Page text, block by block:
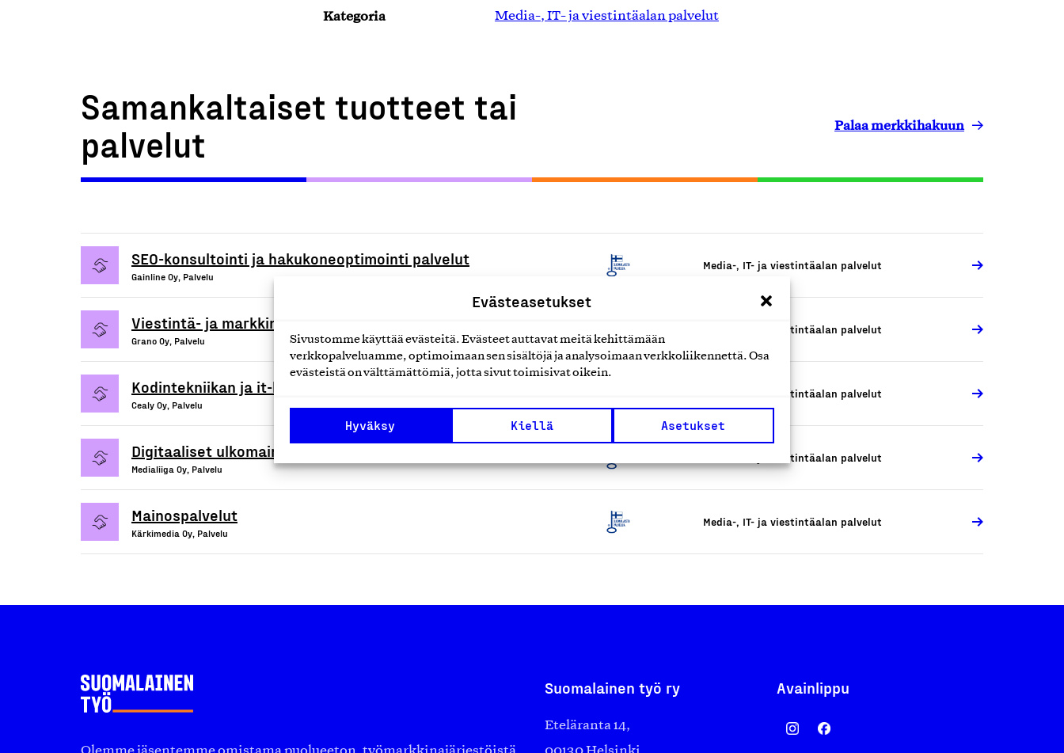
Evästeasetukset
Sivustomme käyttää evästeitä. Evästeet auttavat meitä kehittämään
verkkopalveluamme, optimoimaan sen sisältöjä ja analysoimaan verkkoliikennettä. Osa
evästeistä on välttämättömiä, jotta sivut toimisivat oikein.
Hyväksy Kiellä Asetukset
Kategoria Media-, IT- ja viestintäalan palvelut
Samankaltaiset tuotteet tai
palvelut
Palaa merkkihakuun
SEO-konsultointi ja hakukoneoptimointi palvelut
Gainline Oy, Palvelu
Media-, IT- ja viestintäalan palvelut
Viestintä- ja markkinointipalvelut
Grano Oy, Palvelu
Media-, IT- ja viestintäalan palvelut
Kodintekniikan ja it-laitteiden asennus- ja huoltopalvelut
Cealy Oy, Palvelu
Media-, IT- ja viestintäalan palvelut
Digitaaliset ulkomainontapalvelut
Medialiiga Oy, Palvelu
Media-, IT- ja viestintäalan palvelut
Mainospalvelut
Kärkimedia Oy, Palvelu
Media-, IT- ja viestintäalan palvelut
Suomalainen työ ry
Eteläranta 14,
Avainlippu